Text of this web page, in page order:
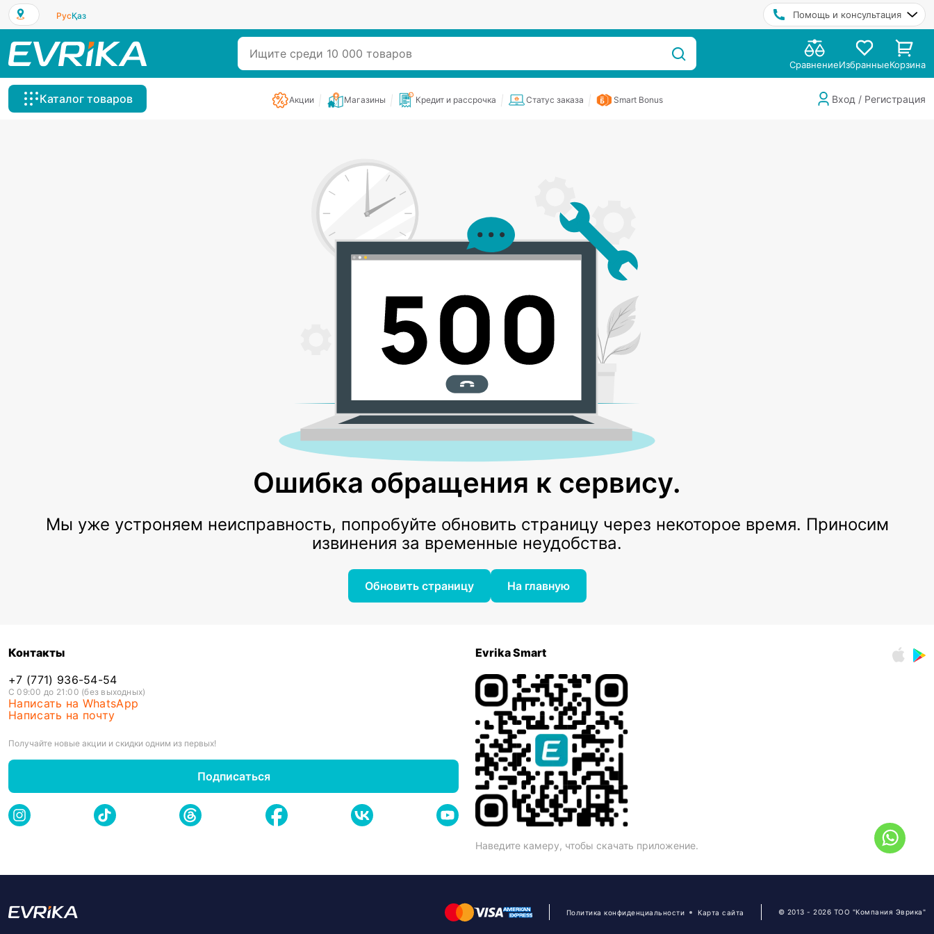
РусҚаз Помощь и консультация
СравнениеИзбранныеКорзина
Каталог товаров Акции Магазины Кредит и рассрочка Статус заказа Smart Bonus Вход / Регистрация
Ошибка обращения к сервису.
Мы уже устроняем неисправность, попробуйте обновить страницу через некоторое время. Приносим
извинения за временные неудобства.
Обновить страницу На главную
Контакты
+7 (771) 936-54-54
С 09:00 до 21:00 (без выходных)
Написать на WhatsApp
Написать на почту
Получайте новые акции и скидки одним из первых!
Подписаться
Evrika Smart
Наведите камеру, чтобы скачать приложение.
Политика конфиденциальности Карта сайта © 2013 - 2026 ТОО "Компания Эврика"